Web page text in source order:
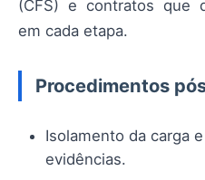
(CFS) e contratos que
em cada etapa.
Procedimentos
Isolamento da carga
evidências.